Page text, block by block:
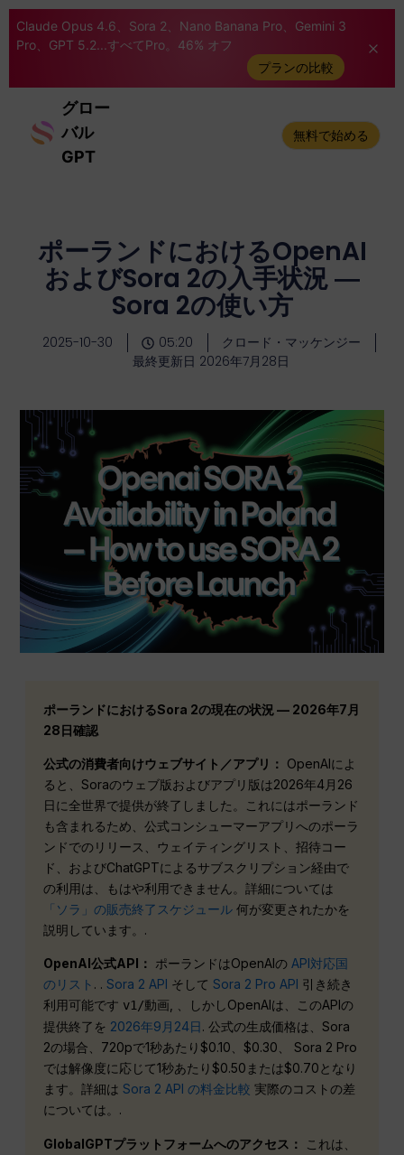
Claude Opus 4.6、Sora 2、Nano Banana Pro、Gemini 3
Pro、GPT 5.2...すべてPro。46% オフ
プランの比較
グロー
バル
GPT
無料で始める
ポーランドにおけるOpenAI
およびSora 2の入手状況 ―
Sora 2の使い方
2025-10-30 05:20
クロード・マッケンジー
最終更新日 2026年7月28日
ポーランドにおけるSora 2の現在の状況 — 2026年7月
28日確認
公式の消費者向けウェブサイト／アプリ： OpenAIによ
ると、Soraのウェブ版およびアプリ版は2026年4月26
日に全世界で提供が終了しました。これにはポーランド
も含まれるため、公式コンシューマーアプリへのポーラ
ンドでのリリース、ウェイティングリスト、招待コー
ド、およびChatGPTによるサブスクリプション経由で
の利用は、もはや利用できません。詳細については
「ソラ」の販売終了スケジュール 何が変更されたかを
説明しています。.
OpenAI公式API： ポーランドはOpenAIのAPI対応国
のリスト . .Sora 2 API そしてSora 2 Pro API 引き続き
利用可能です v1/動画, 、しかしOpenAIは、このAPIの
提供終了を 2026年9月24日 . 公式の生成価格は、Sora
2の場合、720pで1秒あたり$0.10、$0.30、 Sora 2 Pro
では解像度に応じて1秒あたり$0.50または$0.70となり
ます。詳細はSora 2 API の料金比較 実際のコストの差
については。.
GlobalGPTプラットフォームへのアクセス：
これは、